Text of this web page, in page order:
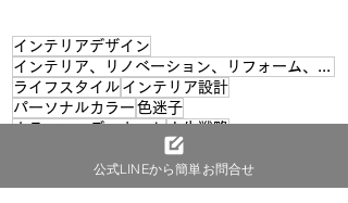
インテリアデザイン
ライフスタイル インテリア設計
パーソナルカラー 色迷子
カラーコーディネート人生戦略
理想のインテリア
色との繋がり垢抜け店舗デザイン
無彩色インテリア彩り、カラー、充実
公式LINEから簡単お問合せ